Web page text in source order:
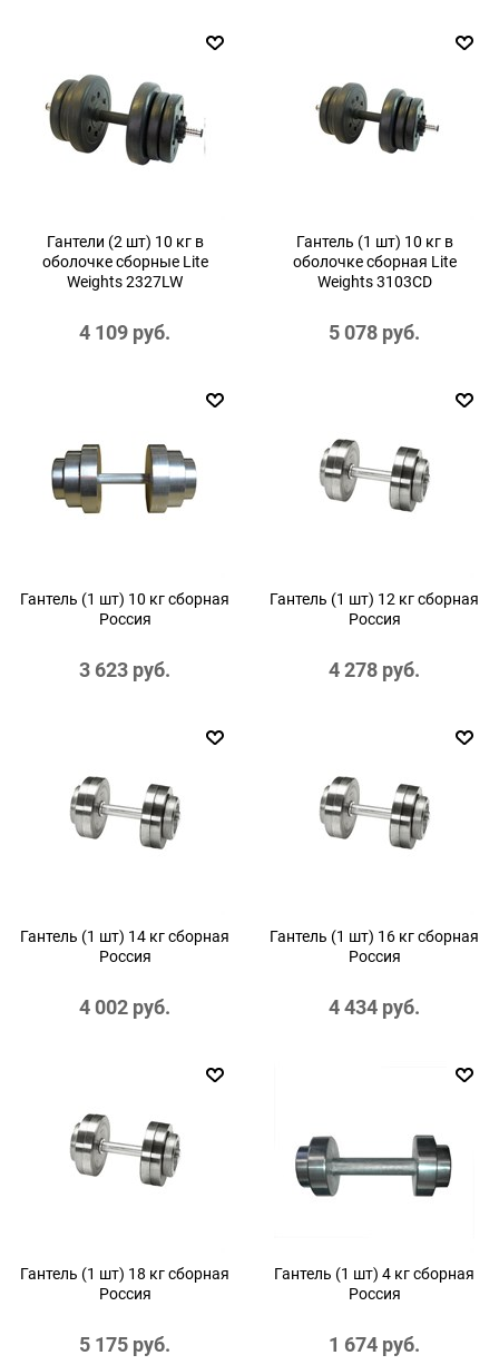
Гантели (2 шт) 10 кг в
оболочке сборные Lite
Weights 2327LW
4 109 руб.
Гантель (1 шт) 10 кг в
оболочке сборная Lite
Weights 3103CD
5 078 руб.
Гантель (1 шт) 10 кг сборная
Россия
3 623 руб.
Гантель (1 шт) 12 кг сборная
Россия
4 278 руб.
Гантель (1 шт) 14 кг сборная
Россия
4 002 руб.
Гантель (1 шт) 16 кг сборная
Россия
4 434 руб.
Гантель (1 шт) 18 кг сборная
Россия
5 175 руб.
Гантель (1 шт) 4 кг сборная
Россия
1 674 руб.